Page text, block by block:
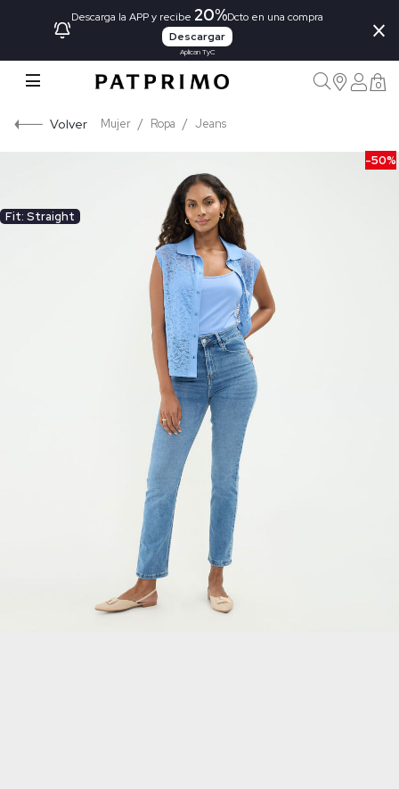
Descarga la APP y recibe 20%Dcto en una compra
Descargar
Aplican TyC
×
0
Volver Mujer Ropa Jeans
-50%
Fit: Straight